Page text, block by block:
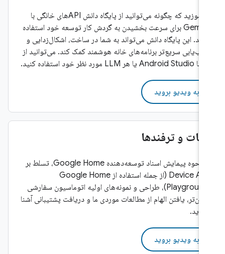
بیاموزید که چگونه می‌توانید از پایگاه دانش APIهای خانگی با
Gemini برای سرعت بخشیدن به گردش کار توسعه خود استفاده
کنید. این پایگاه دانش می‌تواند به شما در ساخت، اشکال‌زدایی و
عیب‌یابی سریع‌تر برنامه‌های خانه هوشمند کمک کند. می‌توانید از
به ویدیو بروید
نکات و ترفندها
با نحوه پیمایش اسناد توسعه‌دهنده Google Home، تسلط بر
Device API (از جمله استفاده از Google Home
Playground)، طراحی و نمونه‌های اولیه اتوماسیون سفارشی
آسان‌تر، یافتن الهام از مطالعات موردی ما و دریافت پشتیبانی آشنا
به ویدیو بروید